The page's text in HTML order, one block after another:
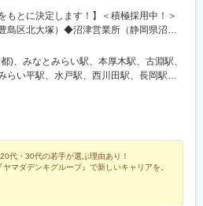
ンタル業で9割程のシェアを占める同社で
ては1割程度。青果物用レンタルコンテナ
場の業務効率化、流通全体の最適化へも
地球環境にやさしく持続可能な循環型物
繋がるやりがいの大きいポジションで
するエリア統括マネージャーとしてのご
。まずは関東エリアでのシェア拡大や、
を通じて、ステップアップいただきま
もとに決定します！】＜積極採用中！＞
島区北大塚）◆沼津営業所（静岡県沼津
知県名古屋市）◆奈良営業所（奈良県奈
県栗東市）そのほか、埼玉、大阪エリ
！………………………………【北日本】・青
県：千葉市【関越】・埼玉県：さいたま
水戸市・栃木県：宇都宮市・新潟県：長
西】・大阪府：大阪市、堺市・奈良県：
【中四国】・広島県：広島市、福山市
市、北九州市※一部拠点では自動車通勤も
に通勤できます♪※受動喫煙対策：敷地内
)、みなとみらい駅、本厚木駅、古淵駅、
らい平駅、水戸駅、西川田駅、長岡駅、
(滋賀県)、比治山橋駅、東福山駅、東比恵
駅、市役所前駅(千葉県)、日進駅(埼玉
代・30代の若手が選ぶ理由あり！
ヤマダデンキグループ』で新しいキャリアを。